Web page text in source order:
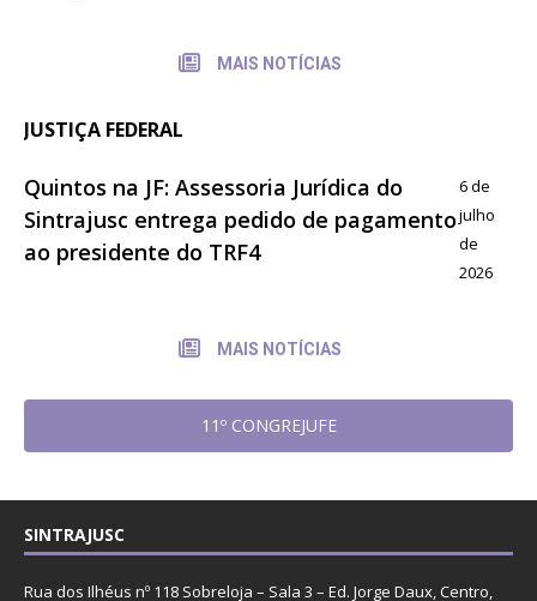
MAIS NOTÍCIAS
JUSTIÇA FEDERAL
Quintos na JF: Assessoria Jurídica do
Sintrajusc entrega pedido de pagamento
ao presidente do TRF4
6 de
julho
de
2026
MAIS NOTÍCIAS
11º CONGREJUFE
SINTRAJUSC
Rua dos Ilhéus nº 118 Sobreloja – Sala 3 – Ed. Jorge Daux, Centro,